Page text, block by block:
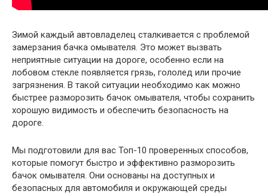
Зимой каждый автовладелец сталкивается с проблемой
замерзания бачка омывателя. Это может вызвать
неприятные ситуации на дороге, особенно если на
лобовом стекле появляется грязь, гололед или прочие
загрязнения. В такой ситуации необходимо как можно
быстрее разморозить бачок омывателя, чтобы сохранить
хорошую видимость и обеспечить безопасность на
дороге.
Мы подготовили для вас Топ-10 проверенных способов,
которые помогут быстро и эффективно разморозить
бачок омывателя. Они основаны на доступных и
безопасных для автомобиля и окружающей среды